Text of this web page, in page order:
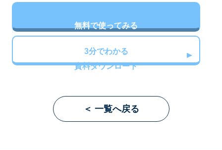
無料で使ってみる
3分でわかる
資料ダウンロード
＜ 一覧へ戻る